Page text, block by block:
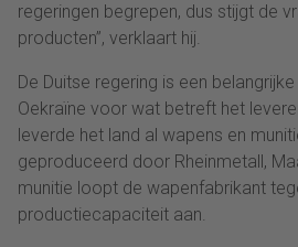
regeringen begrepen, dus stijgt de
producten”, verklaart hij.
De Duitse regering is een
Oekraïne voor wat betreft het
leverde het land al wapens en
geproduceerd door Rheinmetall,
munitie loopt de wapenfabrikant
productiecapaciteit aan.